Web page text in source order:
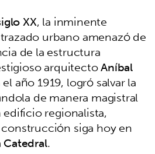
XX, la inminente
urbano amenazó de
de la estructura
arquitectoAníbal
año 1919, logró salvar la
de manera magistral
regionalista,
siga hoy en
Catedral.